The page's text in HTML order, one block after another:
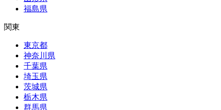
福島県
関東
東京都
神奈川県
千葉県
埼玉県
茨城県
栃木県
群馬県